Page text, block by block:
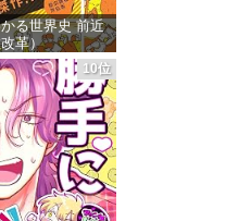
かる世界史 前近
革）
価格：¥1,426
10位